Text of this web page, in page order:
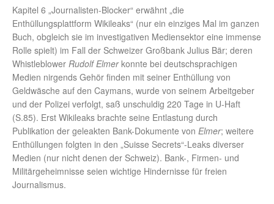
Kapitel 6 „Journalisten-Blocker“ erwähnt „die
Enthüllungsplattform Wikileaks“ (nur ein einziges Mal im ganzen
Buch, obgleich sie im investigativen Mediensektor eine immense
Rolle spielt) im Fall der Schweizer Großbank Julius Bär; deren
Whistleblower Rudolf Elmerkonnte bei deutschsprachigen
Medien nirgends Gehör finden mit seiner Enthüllung von
Geldwäsche auf den Caymans, wurde von seinem Arbeitgeber
und der Polizei verfolgt, saß unschuldig 220 Tage in U-Haft
(S.85). Erst Wikileaks brachte seine Entlastung durch
Publikation der geleakten Bank-Dokumente von Elmer; weitere
Enthüllungen folgten in den „Suisse Secrets“-Leaks diverser
Medien (nur nicht denen der Schweiz). Bank-, Firmen- und
Militärgeheimnisse seien wichtige Hindernisse für freien
Journalismus.